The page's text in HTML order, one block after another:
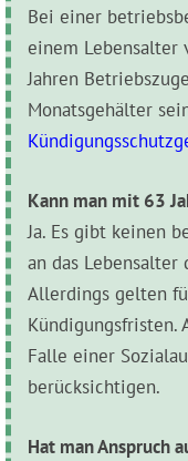
Bei einer
einem Lebensalter
Jahren
Monatsgehälter
Kann man mit 63
Ja. Es gibt keinen
an das Lebensalter
Allerdings gelten
Kündigungsfristen.
Falle einer
berücksichtigen.
Hat man Anspruch